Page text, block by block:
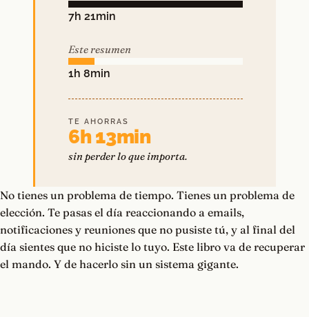
7h 21min
Este resumen
1h 8min
TE AHORRAS
6h 13min
sin perder lo que importa.
No tienes un problema de tiempo. Tienes un problema de
elección. Te pasas el día reaccionando a emails,
notificaciones y reuniones que no pusiste tú, y al final del
día sientes que no hiciste lo tuyo. Este libro va de recuperar
el mando. Y de hacerlo sin un sistema gigante.